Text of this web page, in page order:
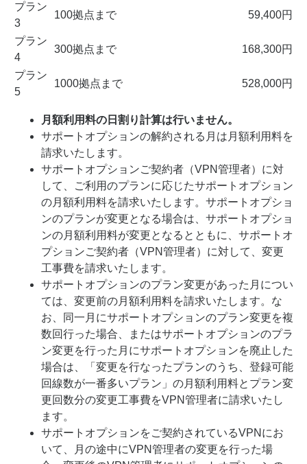
プラン
3
100拠点まで 59,400円
プラン
4
300拠点まで 168,300円
プラン
5
1000拠点まで 528,000円
月額利用料の日割り計算は行いません。
サポートオプションの解約される月は月額利用料を
請求いたします。
サポートオプションご契約者（VPN管理者）に対
して、ご利用のプランに応じたサポートオプション
の月額利用料を請求いたします。サポートオプショ
ンのプランが変更となる場合は、サポートオプショ
ンの月額利用料が変更となるとともに、サポートオ
プションご契約者（VPN管理者）に対して、変更
工事費を請求いたします。
サポートオプションのプラン変更があった月につい
ては、変更前の月額利用料を請求いたします。な
お、同一月にサポートオプションのプラン変更を複
数回行った場合、またはサポートオプションのプラ
ン変更を行った月にサポートオプションを廃止した
場合は、「変更を行なったプランのうち、登録可能
回線数が一番多いプラン」の月額利用料とプラン変
更回数分の変更工事費をVPN管理者に請求いたし
ます。
サポートオプションをご契約されているVPNにお
いて、月の途中にVPN管理者の変更を行った場